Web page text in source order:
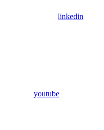
linkedin
youtube